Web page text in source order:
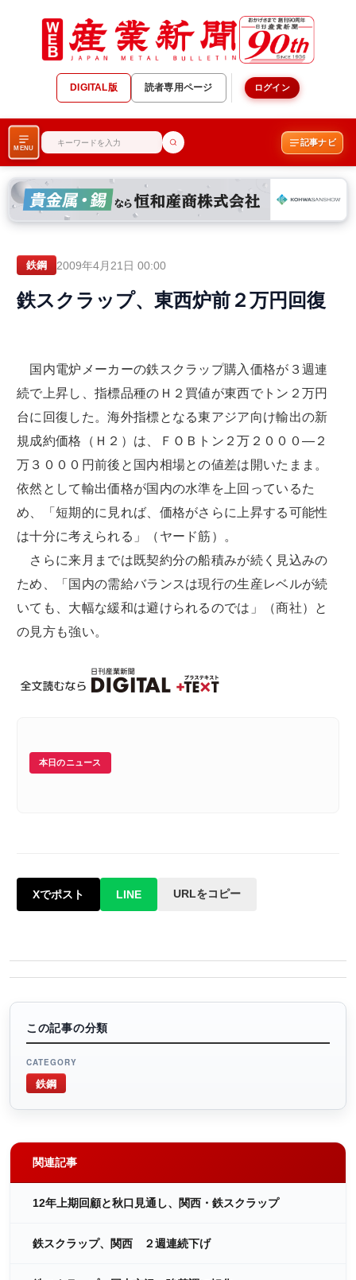
DIGITAL版 読者専用ページ ログイン
MENU
記事ナビ
鉄鋼 2009年4月21日 00:00
鉄スクラップ、東西炉前２万円回復
国内電炉メーカーの鉄スクラップ購入価格が３週連
続で上昇し、指標品種のＨ２買値が東西でトン２万円
台に回復した。海外指標となる東アジア向け輸出の新
規成約価格（Ｈ２）は、ＦＯＢトン２万２０００―２
万３０００円前後と国内相場との値差は開いたまま。
依然として輸出価格が国内の水準を上回っているた
め、「短期的に見れば、価格がさらに上昇する可能性
は十分に考えられる」（ヤード筋）。
さらに来月までは既契約分の船積みが続く見込みの
ため、「国内の需給バランスは現行の生産レベルが続
いても、大幅な緩和は避けられるのでは」（商社）と
の見方も強い。
本日のニュース
Xでポスト LINE URLをコピー
この記事の分類
CATEGORY
鉄鋼
関連記事
12年上期回顧と秋口見通し、関西・鉄スクラップ
鉄スクラップ、関西 ２週連続下げ